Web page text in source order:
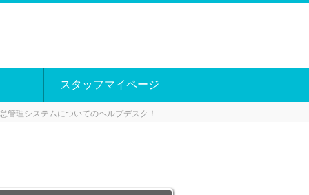
スタッフマイページ
理システムについてのヘルプデスク！